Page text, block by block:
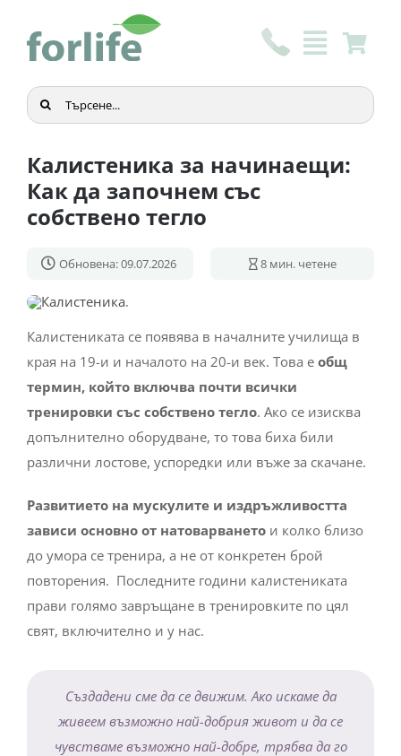
content
Търсене
...
Калистеника за начинаещи:
Как да започнем със
собствено тегло
Обновена: 09.07.2026 8 мин. четене
Калистениката се появява в началните училища в
края на 19-и и началото на 20-и век. Това е общ
термин, който включва почти всички
тренировки със собствено тегло. Ако се изисква
допълнително оборудване, то това биха били
различни лостове, успоредки или въже за скачане.
Развитието на мускулите и издръжливостта
зависи основно от натоварванетои колко близо
до умора се тренира, а не от конкретен брой
повторения. Последните години калистениката
прави голямо завръщане в тренировките по цял
свят, включително и у нас.
Създадени сме да се движим. Ако искаме да
живеем възможно най-добрия живот и да се
чувстваме възможно най-добре, трябва да го